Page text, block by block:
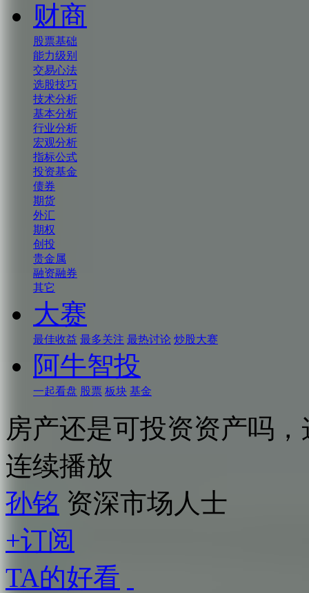
财商
股票基础
能力级别
交易心法
选股技巧
技术分析
基本分析
行业分析
宏观分析
指标公式
投资基金
债券
期货
外汇
期权
创投
贵金属
融资融券
其它
大赛
最佳收益 最多关注 最热讨论 炒股大赛
阿牛智投
一起看盘 股票 板块 基金
房产还是可投资资产吗
连续播放
孙铭 资深市场人士
+订阅
TA的好看